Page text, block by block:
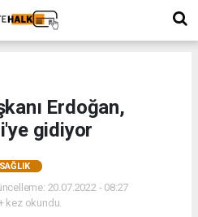
Erdoğan,
gidiyor
SAĞLIK
20.07.2022 - 08:27
kez okundu.